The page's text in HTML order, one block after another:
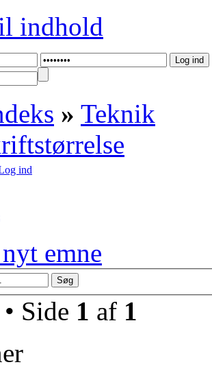
indhold
» Teknik
ind
emne
Side 1 af 1